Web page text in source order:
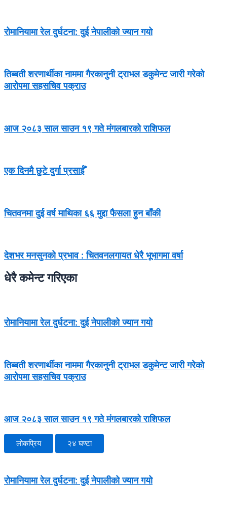
रोमानियामा रेल दुर्घटना: दुई नेपालीको ज्यान गयो
तिब्बती शरणार्थीका नाममा गैरकानुनी ट्राभल डकुमेन्ट जारी गरेको
आरोपमा सहसचिव पक्राउ
आज २०८३ साल साउन १९ गते मंगलबारको राशिफल
एक दिनमै छुटे दुर्गा प्रसाईँ
चितवनमा दुई वर्ष माथिका ६६ मुद्दा फैसला हुन बाँकी
देशभर मनसुनको प्रभाव : चितवनलगायत धेरै भूभागमा वर्षा
धेरै कमेन्ट गरिएका
रोमानियामा रेल दुर्घटना: दुई नेपालीको ज्यान गयो
तिब्बती शरणार्थीका नाममा गैरकानुनी ट्राभल डकुमेन्ट जारी गरेको
आरोपमा सहसचिव पक्राउ
आज २०८३ साल साउन १९ गते मंगलबारको राशिफल
लोकप्रिय २४ घण्टा
रोमानियामा रेल दुर्घटना: दुई नेपालीको ज्यान गयो